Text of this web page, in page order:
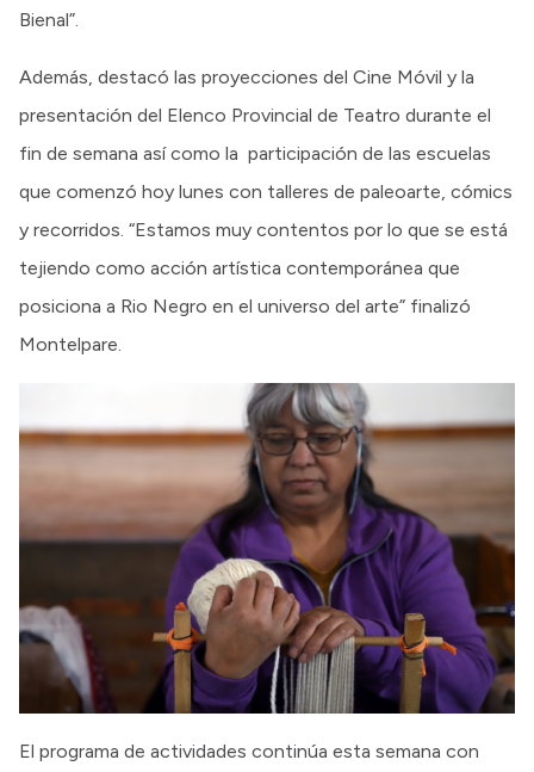
Bienal”.
Además, destacó las proyecciones del Cine Móvil y la
presentación del Elenco Provincial de Teatro durante el
fin de semana así como la participación de las escuelas
que comenzó hoy lunes con talleres de paleoarte, cómics
y recorridos. “Estamos muy contentos por lo que se está
tejiendo como acción artística contemporánea que
posiciona a Rio Negro en el universo del arte” finalizó
Montelpare.
El programa de actividades continúa esta semana con